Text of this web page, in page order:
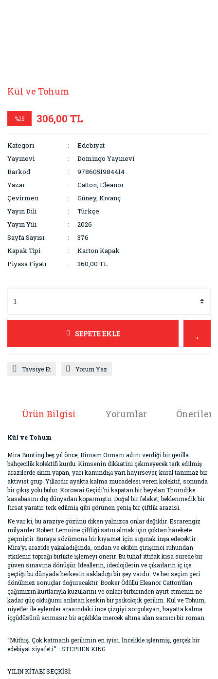
Kül ve Tohum
%15 306,00 TL
Kategori
Edebiyat
Yayınevi
Domingo Yayınevi
Barkod
9786051984414
Yazar
Catton, Eleanor
Çevirmen
Güney, Kıvanç
Yayın Dili
Türkçe
Yayın Yılı
2026
Sayfa Sayısı
376
Kapak Tipi
Karton Kapak
Piyasa Fiyatı
360,00 TL
SEPETE EKLE
Tavsiye Et Yorum Yaz
Ürün Bilgisi Yorumlar
Kül ve Tohum
Mira Bunting beş yıl önce, Birnam Ormanı adını verdiği bir gerilla
bahçecilik kolektifi kurdu: Kimsenin dikkatini çekmeyecek terk edilmiş
arazilerde ekim yapan, yarı kanundışı yarı hayırsever, kural tanımaz bir
aktivist grup. Yıllardır ayakta kalma mücadelesi veren kolektif, sonunda
bir çıkış yolu bulur. Korowai Geçidi’ni kapatan bir heyelan Thorndike
kasabasını dış dünyadan koparmıştır. Doğal bir felaket, beklenmedik bir
fırsat yaratır: terk edilmiş gibi görünen geniş bir çiftlik arazisi.
Ne var ki, bu araziye gözünü diken yalnızca onlar değildir. Esrarengiz
milyarder Robert Lemoine çiftliği satın almak için çoktan harekete
geçmiştir. Buraya sözümona bir kıyamet için sığınak inşa edecektir.
Mira’yı arazide yakaladığında, ondan ve ekibin girişimci ruhundan
etkilenir; toprağı birlikte işlemeyi önerir. Bu tuhaf ittifak kısa sürede bir
güven sınavına dönüşür. İdeallerin, ideolojilerin ve çıkarların iç içe
geçtiği bu dünyada herkesin sakladığı bir şey vardır. Ve her seçim geri
dönülmez sonuçlar doğuracaktır. Booker Ödüllü Eleanor Catton’dan
çağımızın kurtlarıyla kuzularını ve onları birbirinden ayırt etmenin ne
kadar güç olduğunu anlatan keskin bir psikolojik gerilim. Kül ve Tohum,
niyetler ile eylemler arasındaki ince çizgiyi sorgulayan, hayatta kalma
içgüdüsünü acımasız bir açıklıkla mercek altına alan sarsıcı bir roman.
“Müthiş. Çok katmanlı gerilimin en iyisi. İncelikle işlenmiş, gerçek bir
edebiyat ziyafeti.” –STEPHEN KING
YILIN KİTABI SEÇKİSİ: